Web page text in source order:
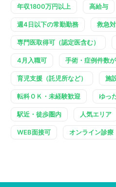
年収1800万円以上 高給与
週4日以下の常勤勤務 救急
専門医取得可（認定医含む）
4月入職可 手術・症例件数
育児支援（託児所など） 施
転科ＯＫ・未経験歓迎 ゆっ
駅近・徒歩圏内 人気エリア
WEB面接可 オンライン診療